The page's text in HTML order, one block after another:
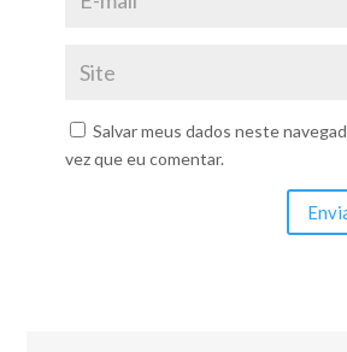
Salvar meus dados neste
vez que eu comentar.